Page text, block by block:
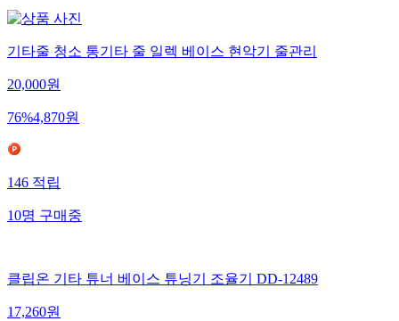
기타줄 청소 통기타 줄 일렉 베이스 현악기 줄관리
20,000원
76%4,870원
146 적립
10명 구매중
클립온 기타 튜너 베이스 튜닝기 조율기 DD-12489
17,260원